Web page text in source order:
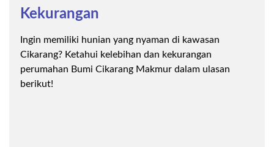
Kekurangan
Ingin memiliki hunian yang nyaman di kawasan
Cikarang? Ketahui kelebihan dan kekurangan
perumahan Bumi Cikarang Makmur dalam ulasan
berikut!